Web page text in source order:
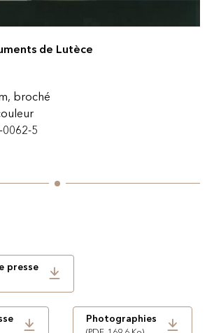
de Lutèce
broché
0062-5
presse
Photographies